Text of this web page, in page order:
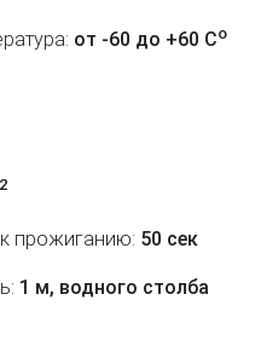
от -60 до +60 Co
2
прожиганию: 50 сек
1 м, водного столба